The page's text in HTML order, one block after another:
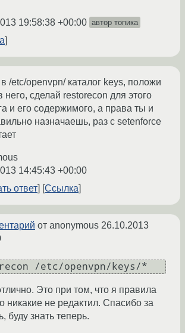
19:58:38 +00:00 автор топика
/etc/openvpn/ каталог keys, положи
него, сделай restorecon для этого
и его содержимого, а права ты и
назначаешь, раз с setenforce
14:45:43 +00:00
ответ
Ссылка
от anonymous 26.10.2013
/etc/openvpn/keys/*
Это при том, что я правила
никакие не редактил. Спасибо за
буду знать теперь.